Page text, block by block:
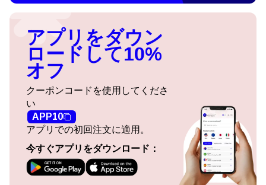
アプリをダウン
ロードして10%
オフ
クーポンコードを使用してくださ
い
APP10
アプリでの初回注文に適用。
今すぐアプリをダウンロード：